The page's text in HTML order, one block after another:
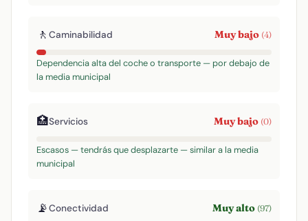
🚶 Caminabilidad Muy bajo (4)
Dependencia alta del coche o transporte — por debajo de
la media municipal
🏥Servicios Muy bajo (0)
Escasos — tendrás que desplazarte — similar a la media
municipal
📡Conectividad Muy alto (97)